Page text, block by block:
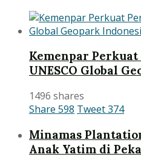
Kemenpar
UNESCO Global
1496 shares
Share 598 Tweet374
Minamas
Anak Yatim di